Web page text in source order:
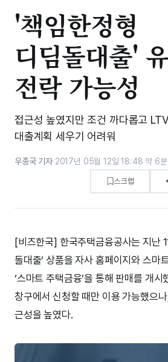
'책임한정형
디딤돌대출'
전락 가능성
접근성 높였지만 조건 까다롭고
대출계획 세우기 어려워
우종국 기자·2017년 05월 12일 18:48·약 6분
스크랩
[비즈한국] 한국주택금융공사는 지난
돌대출’ 상품을 자사 홈페이지와 스마
‘스마트 주택금융’을 통해 판매를 개
창구에서 신청할 때만 이용 가능했으
근성을 높였다.